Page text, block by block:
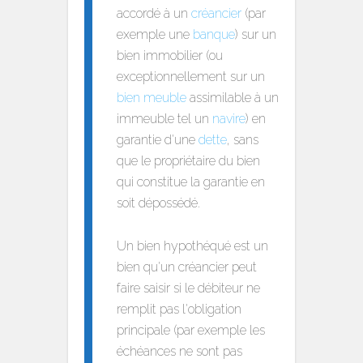
accordé à un créancier (par
exemple une banque) sur un
bien immobilier (ou
exceptionnellement sur un
bien meuble assimilable à un
immeuble tel un navire) en
garantie d'une dette, sans
que le propriétaire du bien
qui constitue la garantie en
soit dépossédé.
Un bien hypothéqué est un
bien qu'un créancier peut
faire saisir si le débiteur ne
remplit pas l'obligation
principale (par exemple les
échéances ne sont pas